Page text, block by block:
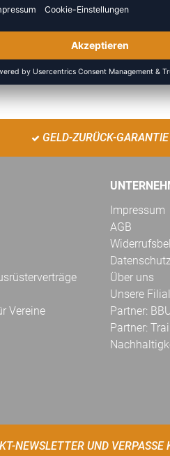
GELD-ZURÜCK-GARANTIE
Vereine
Impressum
AGB
Über uns
Unsere
Partner:
Partner:
NEWSLETTER UND